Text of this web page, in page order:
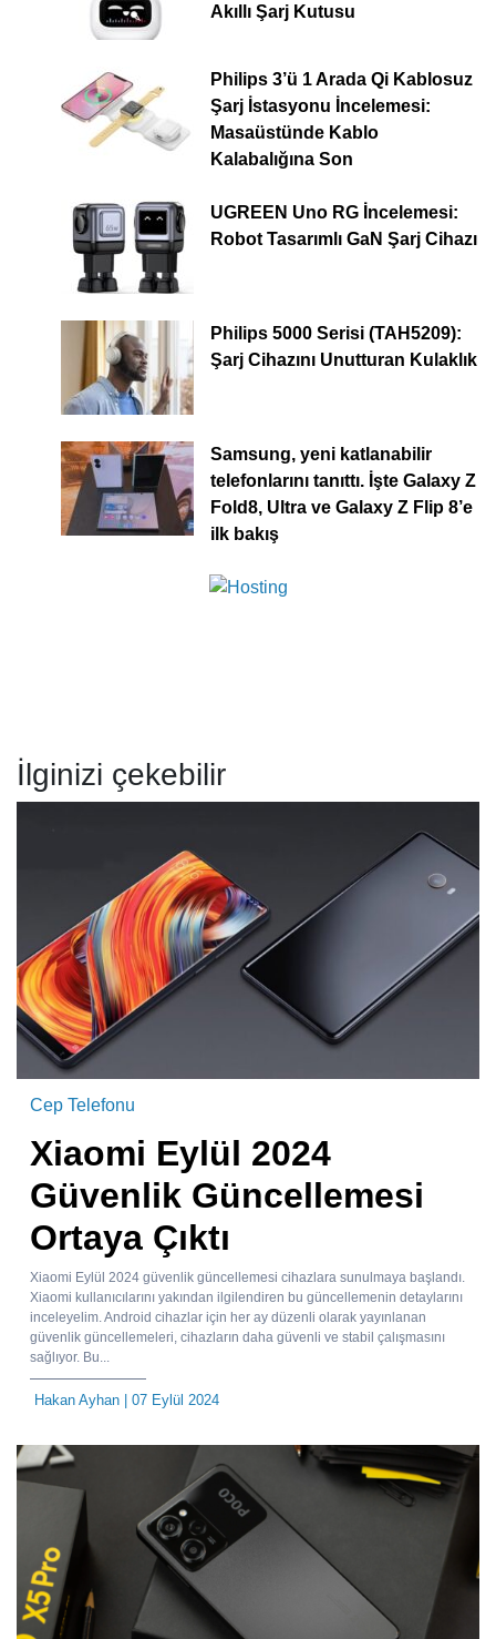
Akıllı Şarj Kutusu
Philips 3’ü 1 Arada Qi Kablosuz
Şarj İstasyonu İncelemesi:
Masaüstünde Kablo
Kalabalığına Son
UGREEN Uno RG İncelemesi:
Robot Tasarımlı GaN Şarj Cihazı
Philips 5000 Serisi (TAH5209):
Şarj Cihazını Unutturan Kulaklık
Samsung, yeni katlanabilir
telefonlarını tanıttı. İşte Galaxy Z
Fold8, Ultra ve Galaxy Z Flip 8’e
ilk bakış
İlginizi çekebilir
Cep Telefonu
Xiaomi Eylül 2024
Güvenlik Güncellemesi
Ortaya Çıktı
Xiaomi Eylül 2024 güvenlik güncellemesi cihazlara sunulmaya başlandı.
Xiaomi kullanıcılarını yakından ilgilendiren bu güncellemenin detaylarını
inceleyelim. Android cihazlar için her ay düzenli olarak yayınlanan
güvenlik güncellemeleri, cihazların daha güvenli ve stabil çalışmasını
sağlıyor. Bu...
Hakan Ayhan | 07 Eylül 2024